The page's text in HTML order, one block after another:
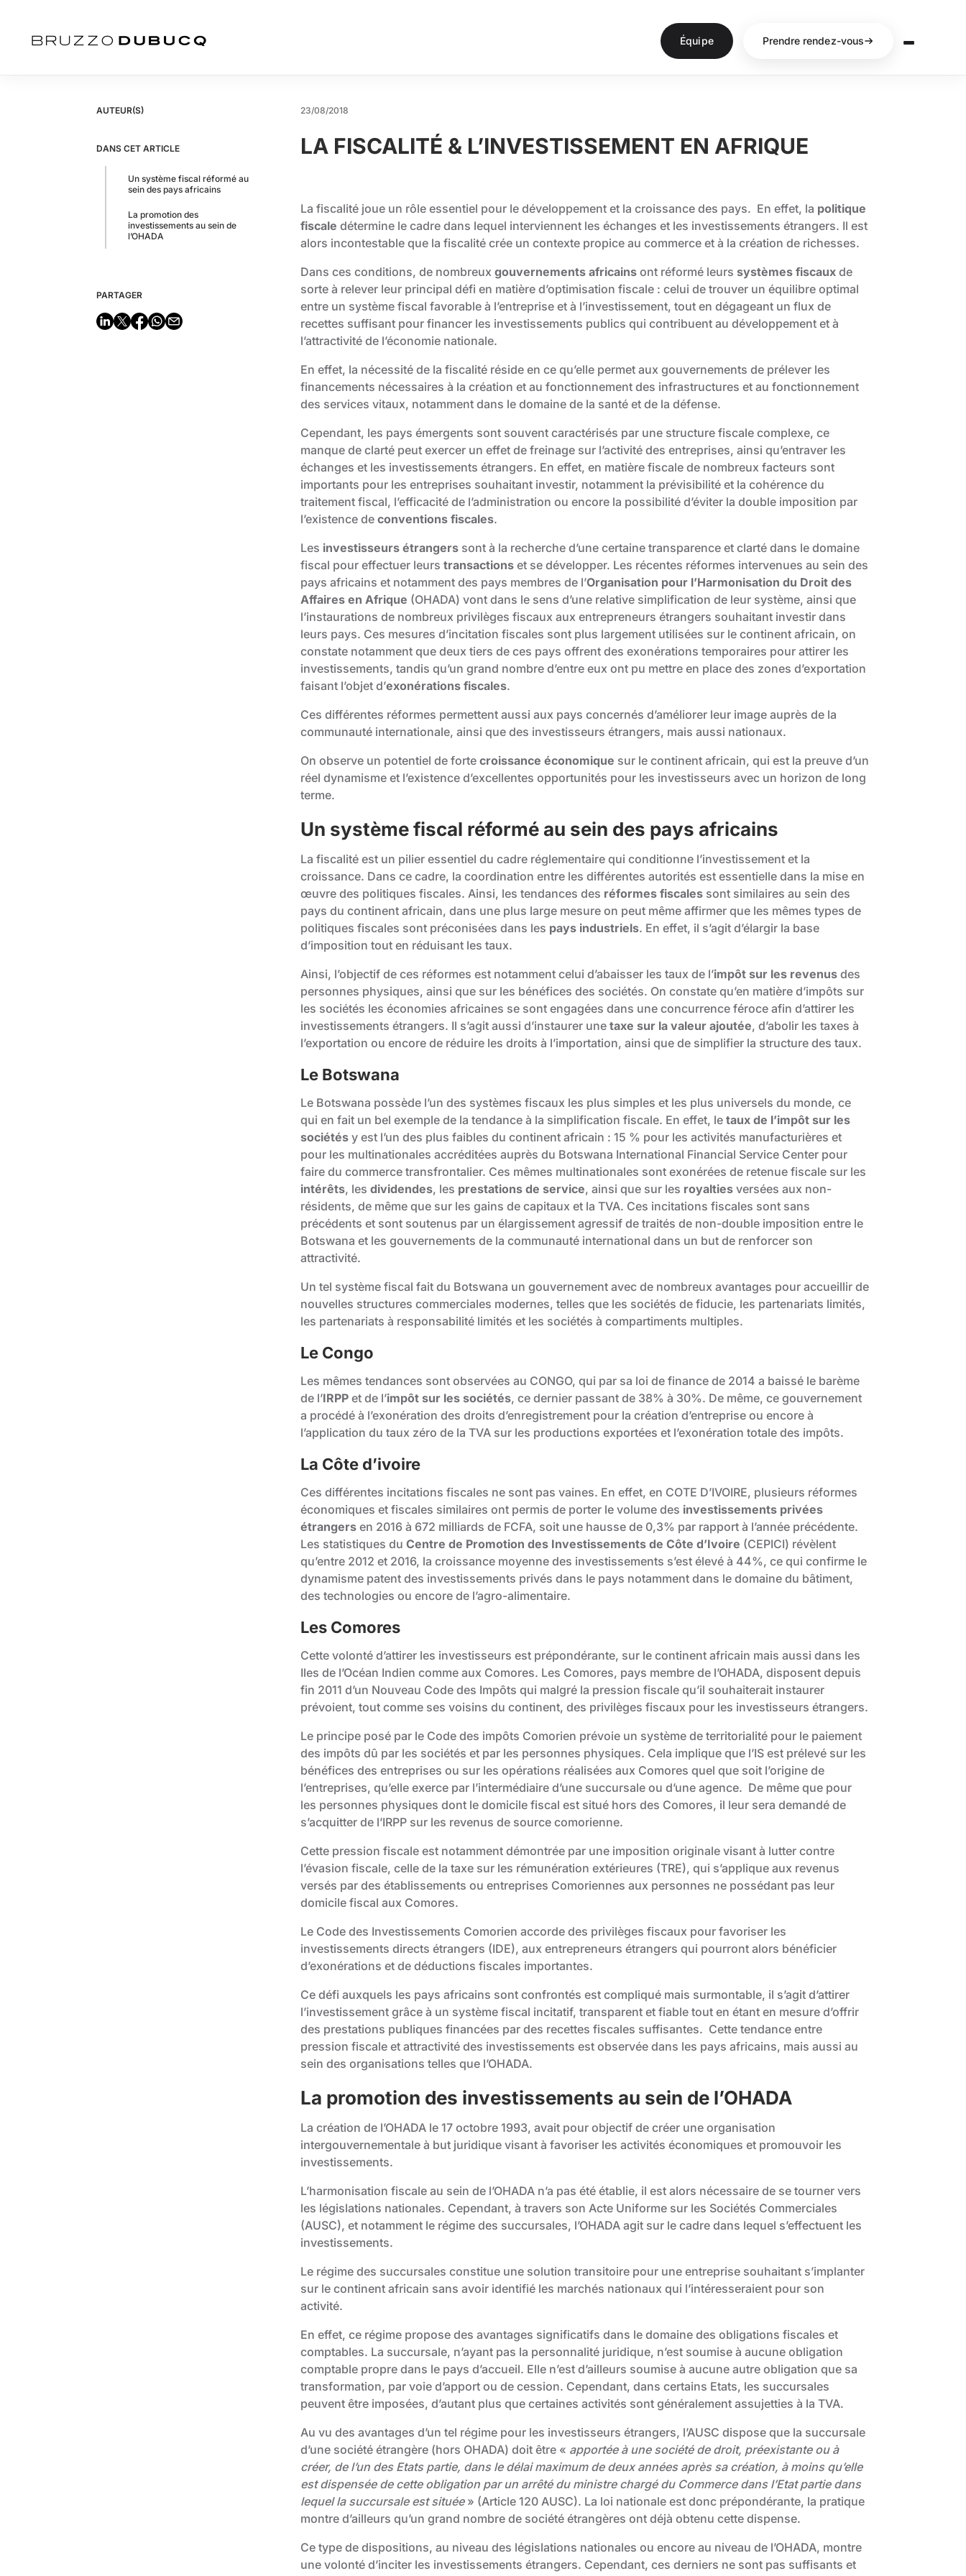
Équipe Prendre rendez-vous
AUTEUR(S)
DANS CET ARTICLE
Un système fiscal réformé au
sein des pays africains
La promotion des
investissements au sein de
l’OHADA
PARTAGER
23/08/2018
LA FISCALITÉ & L’INVESTISSEMENT EN AFRIQUE
La fiscalité joue un rôle essentiel pour le développement et la croissance des pays. En effet, la politique
fiscale détermine le cadre dans lequel interviennent les échanges et les investissements étrangers. Il est
alors incontestable que la fiscalité crée un contexte propice au commerce et à la création de richesses.
Dans ces conditions, de nombreux gouvernements africainsont réformé leurs systèmes fiscauxde
sorte à relever leur principal défi en matière d’optimisation fiscale : celui de trouver un équilibre optimal
entre un système fiscal favorable à l’entreprise et à l’investissement, tout en dégageant un flux de
recettes suffisant pour financer les investissements publics qui contribuent au développement et à
l’attractivité de l’économie nationale.
En effet, la nécessité de la fiscalité réside en ce qu’elle permet aux gouvernements de prélever les
financements nécessaires à la création et au fonctionnement des infrastructures et au fonctionnement
des services vitaux, notamment dans le domaine de la santé et de la défense.
Cependant, les pays émergents sont souvent caractérisés par une structure fiscale complexe, ce
manque de clarté peut exercer un effet de freinage sur l’activité des entreprises, ainsi qu’entraver les
échanges et les investissements étrangers. En effet, en matière fiscale de nombreux facteurs sont
importants pour les entreprises souhaitant investir, notamment la prévisibilité et la cohérence du
traitement fiscal, l’efficacité de l’administration ou encore la possibilité d’éviter la double imposition par
l’existence de conventions fiscales.
Les investisseurs étrangerssont à la recherche d’une certaine transparence et clarté dans le domaine
fiscal pour effectuer leurs transactionset se développer. Les récentes réformes intervenues au sein des
pays africains et notamment des pays membres de l’Organisation pour l’Harmonisation du Droit des
Affaires en Afrique (OHADA) vont dans le sens d’une relative simplification de leur système, ainsi que
l’instaurations de nombreux privilèges fiscaux aux entrepreneurs étrangers souhaitant investir dans
leurs pays. Ces mesures d’incitation fiscales sont plus largement utilisées sur le continent africain, on
constate notamment que deux tiers de ces pays offrent des exonérations temporaires pour attirer les
investissements, tandis qu’un grand nombre d’entre eux ont pu mettre en place des zones d’exportation
faisant l’objet d’exonérations fiscales.
Ces différentes réformes permettent aussi aux pays concernés d’améliorer leur image auprès de la
communauté internationale, ainsi que des investisseurs étrangers, mais aussi nationaux.
On observe un potentiel de forte croissance économique sur le continent africain, qui est la preuve d’un
réel dynamisme et l’existence d’excellentes opportunités pour les investisseurs avec un horizon de long
terme.
Un système fiscal réformé au sein des pays africains
La fiscalité est un pilier essentiel du cadre réglementaire qui conditionne l’investissement et la
croissance. Dans ce cadre, la coordination entre les différentes autorités est essentielle dans la mise en
œuvre des politiques fiscales. Ainsi, les tendances des réformes fiscalessont similaires au sein des
pays du continent africain, dans une plus large mesure on peut même affirmer que les mêmes types de
politiques fiscales sont préconisées dans les pays industriels. En effet, il s’agit d’élargir la base
d’imposition tout en réduisant les taux.
Ainsi, l’objectif de ces réformes est notamment celui d’abaisser les taux de l’impôt sur les revenusdes
personnes physiques, ainsi que sur les bénéfices des sociétés. On constate qu’en matière d’impôts sur
les sociétés les économies africaines se sont engagées dans une concurrence féroce afin d’attirer les
investissements étrangers. Il s’agit aussi d’instaurer une taxe sur la valeur ajoutée, d’abolir les taxes à
l’exportation ou encore de réduire les droits à l’importation, ainsi que de simplifier la structure des taux.
Le Botswana
Le Botswana possède l’un des systèmes fiscaux les plus simples et les plus universels du monde, ce
qui en fait un bel exemple de la tendance à la simplification fiscale. En effet, letaux de l’impôt sur les
sociétésy est l’un des plus faibles du continent africain : 15 % pour les activités manufacturières et
pour les multinationales accréditées auprès du Botswana International Financial Service Centerpour
faire du commerce transfrontalier. Ces mêmes multinationales sont exonérées de retenue fiscale sur les
intérêts, les dividendes, les prestations de service, ainsi que sur les royaltiesversées aux non-
résidents, de même que sur les gains de capitaux et la TVA. Ces incitations fiscales sont sans
précédents et sont soutenus par un élargissement agressif de traités de non-double imposition entre le
Botswana et les gouvernements de la communauté international dans un but de renforcer son
attractivité.
Un tel système fiscal fait du Botswana un gouvernement avec de nombreux avantages pour accueillir de
nouvelles structures commerciales modernes, telles que les sociétés de fiducie, les partenariats limités,
les partenariats à responsabilité limités et les sociétés à compartiments multiples.
Le Congo
Les mêmes tendances sont observées au CONGO, qui par sa loi de finance de 2014 a baissé le barème
de l’IRPPet de l’impôt sur les sociétés, ce dernier passant de 38% à 30%. De même, ce gouvernement
a procédé à l’exonération des droits d’enregistrement pour la création d’entreprise ou encore à
l’application du taux zéro de la TVA sur les productions exportées et l’exonération totale des impôts.
La Côte d’ivoire
Ces différentes incitations fiscales ne sont pas vaines. En effet, en COTE D’IVOIRE, plusieurs réformes
économiques et fiscales similaires ont permis de porter le volume des investissements privées
étrangersen 2016 à 672 milliards de FCFA, soit une hausse de 0,3% par rapport à l’année précédente.
Les statistiques du Centre de Promotion des Investissements de Côte d’Ivoire (CEPICI) révèlent
qu’entre 2012 et 2016, la croissance moyenne des investissements s’est élevé à 44%, ce qui confirme le
dynamisme patent des investissements privés dans le pays notamment dans le domaine du bâtiment,
des technologies ou encore de l’agro-alimentaire.
Les Comores
Cette volonté d’attirer les investisseurs est prépondérante, sur le continent africain mais aussi dans les
Iles de l’Océan Indien comme aux Comores. Les Comores, pays membre de l’OHADA, disposent depuis
fin 2011 d’un Nouveau Code des Impôts qui malgré la pression fiscale qu’il souhaiterait instaurer
prévoient, tout comme ses voisins du continent, des privilèges fiscaux pour les investisseurs étrangers.
Le principe posé par le Code des impôts Comorien prévoie un système de territorialité pour le paiement
des impôts dû par les sociétés et par les personnes physiques. Cela implique que l’IS est prélevé sur les
bénéfices des entreprises ou sur les opérations réalisées aux Comores quel que soit l’origine de
l’entreprises, qu’elle exerce par l’intermédiaire d’une succursale ou d’une agence. De même que pour
les personnes physiques dont le domicile fiscal est situé hors des Comores, il leur sera demandé de
s’acquitter de l’IRPP sur les revenus de source comorienne.
Cette pression fiscale est notamment démontrée par une imposition originale visant à lutter contre
l’évasion fiscale, celle de la taxe sur les rémunération extérieures (TRE), qui s’applique aux revenus
versés par des établissements ou entreprises Comoriennes aux personnes ne possédant pas leur
domicile fiscal aux Comores.
Le Code des Investissements Comorien accorde des privilèges fiscaux pour favoriser les
investissements directs étrangers (IDE), aux entrepreneurs étrangers qui pourront alors bénéficier
d’exonérations et de déductions fiscales importantes.
Ce défi auxquels les pays africains sont confrontés est compliqué mais surmontable, il s’agit d’attirer
l’investissement grâce à un système fiscal incitatif, transparent et fiable tout en étant en mesure d’offrir
des prestations publiques financées par des recettes fiscales suffisantes. Cette tendance entre
pression fiscale et attractivité des investissements est observée dans les pays africains, mais aussi au
sein des organisations telles que l’OHADA.
La promotion des investissements au sein de l’OHADA
La création de l’OHADA le 17 octobre 1993, avait pour objectif de créer une organisation
intergouvernementale à but juridique visant à favoriser les activités économiques et promouvoir les
investissements.
L’harmonisation fiscale au sein de l’OHADA n’a pas été établie, il est alors nécessaire de se tourner vers
les législations nationales. Cependant, à travers son Acte Uniforme sur les Sociétés Commerciales
(AUSC), et notamment le régime des succursales, l’OHADA agit sur le cadre dans lequel s’effectuent les
investissements.
Le régime des succursales constitue une solution transitoire pour une entreprise souhaitant s’implanter
sur le continent africain sans avoir identifié les marchés nationaux qui l’intéresseraient pour son
activité.
En effet, ce régime propose des avantages significatifs dans le domaine des obligations fiscales et
comptables. La succursale, n’ayant pas la personnalité juridique, n’est soumise à aucune obligation
comptable propre dans le pays d’accueil. Elle n’est d’ailleurs soumise à aucune autre obligation que sa
transformation, par voie d’apport ou de cession. Cependant, dans certains Etats, les succursales
peuvent être imposées, d’autant plus que certaines activités sont généralement assujetties à la TVA.
Au vu des avantages d’un tel régime pour les investisseurs étrangers, l’AUSC dispose que la succursale
d’une société étrangère (hors OHADA) doit être « apportée à une société de droit, préexistante ou à
créer, de l’un des Etats partie, dans le délai maximum de deux années après sa création, à moins qu’elle
est dispensée de cette obligation par un arrêté du ministre chargé du Commerce dans l’Etat partie dans
lequel la succursale est située » (Article 120 AUSC). La loi nationale est donc prépondérante, la pratique
montre d’ailleurs qu’un grand nombre de société étrangères ont déjà obtenu cette dispense.
Ce type de dispositions, au niveau des législations nationales ou encore au niveau de l’OHADA, montre
une volonté d’inciter les investissements étrangers. Cependant, ces derniers ne sont pas suffisants et